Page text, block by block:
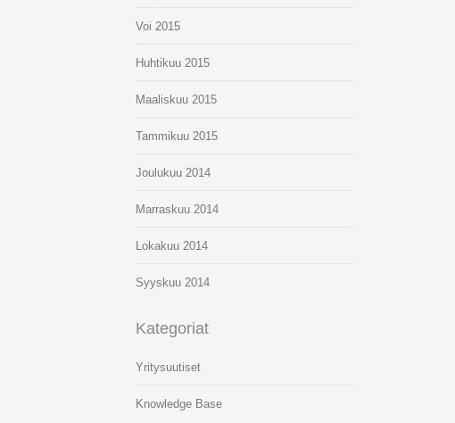
Voi 2015
Huhtikuu 2015
Maaliskuu 2015
Tammikuu 2015
Joulukuu 2014
Marraskuu 2014
Lokakuu 2014
Syyskuu 2014
Kategoriat
Yritysuutiset
Knowledge Base